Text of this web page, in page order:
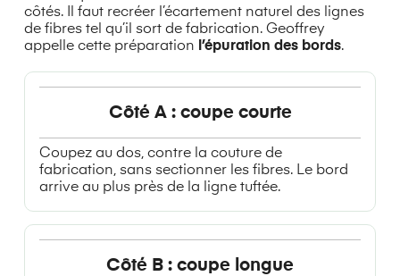
côtés. Il faut recréer l’écartement naturel des lignes
de fibres tel qu’il sort de fabrication. Geoffrey
appelle cette préparation l’épuration des bords.
Côté A : coupe courte
Coupez au dos, contre la couture de
fabrication, sans sectionner les fibres. Le bord
arrive au plus près de la ligne tuftée.
Côté B : coupe longue